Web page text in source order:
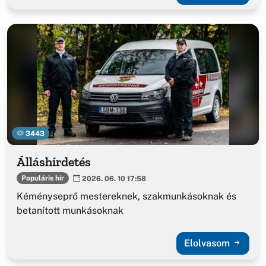
3443
Álláshírdetés
Populáris hír 2026. 06. 10 17:58
Kéményseprő mestereknek, szakmunkásoknak és
betanított munkásoknak
Elolvasom